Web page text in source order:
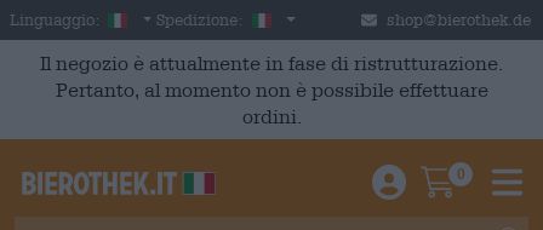
Skip to main content
Linguaggio: Italian
Spedizione: Italia shop@bierothek.de
Il negozio è attualmente in fase di ristrutturazione.
Pertanto, al momento non è possibile effettuare
ordini.
Einloggen /
0